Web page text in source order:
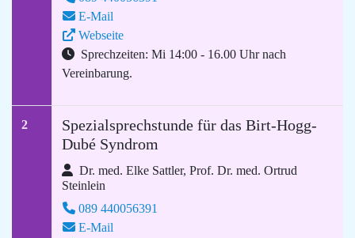
E-Mail
Webseite
Sprechzeiten: Mi 14:00 - 16.00 Uhr nach
Vereinbarung.
2
Spezialsprechstunde für das Birt-Hogg-
Dubé Syndrom
Dr. med. Elke Sattler, Prof. Dr. med. Ortrud
Steinlein
089 440056391
E-Mail